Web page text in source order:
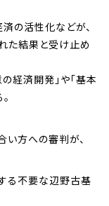
の活性化などが、
た結果と受け止め
経済開発」や「基本
方への審判が、
る不要な辺野古基